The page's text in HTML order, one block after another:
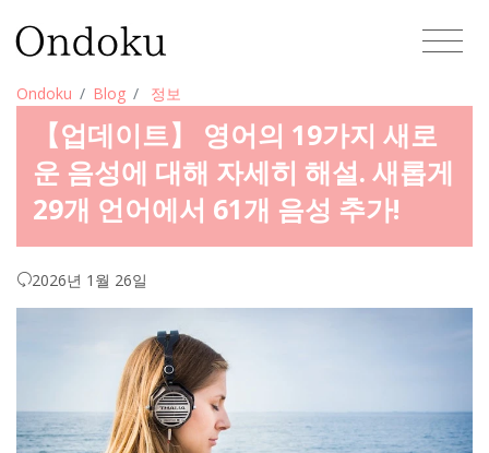
Ondoku Blog 정보
【업데이트】 영어의 19가지 새로
운 음성에 대해 자세히 해설. 새롭게
29개 언어에서 61개 음성 추가!
2026년 1월 26일